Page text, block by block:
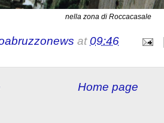
nella zona di Roccacasale
at09:46
Home page